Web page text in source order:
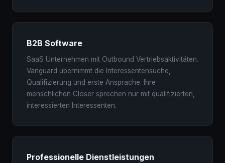
B2B Software
SaaS Unternehmen mit Outbound Vertriebsaktivitäten.
Vanguard übernimmt die Interessentensuche,
Qualifizierung und erste Ansprache. Ihre
menschlichen Closer sprechen nur mit qualifizierten,
interessierten Interessenten.
Professionelle Dienstleistungen